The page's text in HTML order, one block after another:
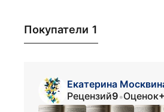
Покупатели 1
Екатерина
Рецензий9•Оценок